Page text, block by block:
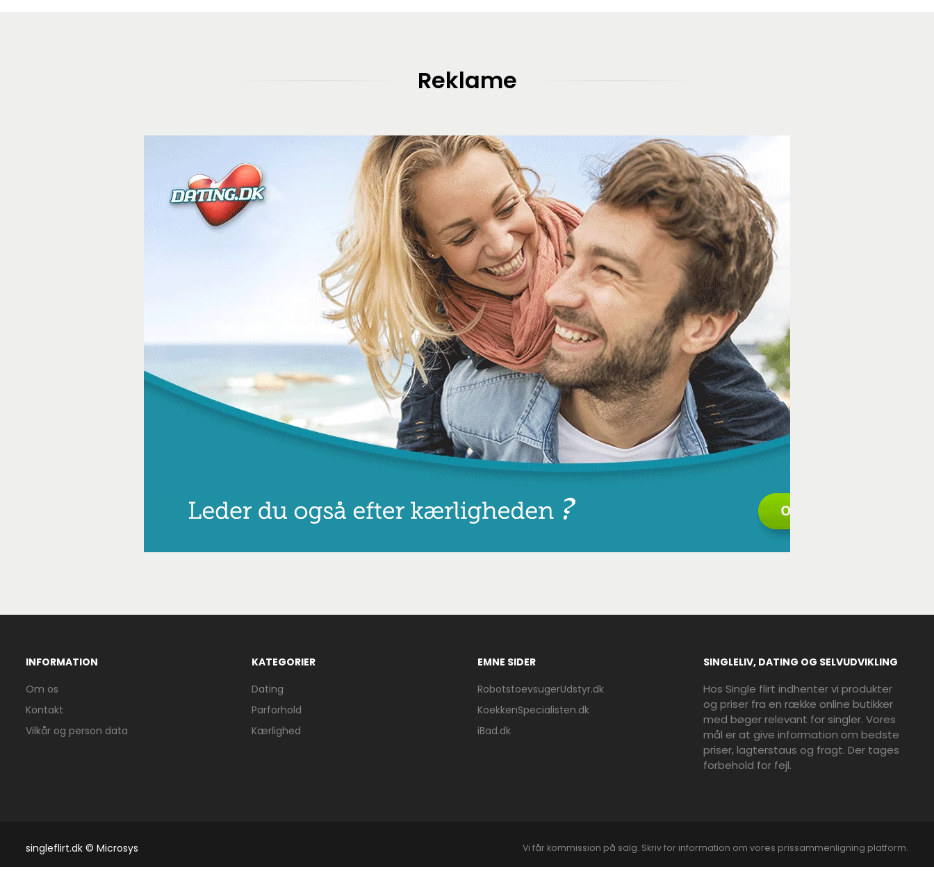
Reklame
INFORMATION
Om os
Kontakt
Vilkår og person data
KATEGORIER
Dating
Parforhold
Kærlighed
EMNE SIDER
RobotstoevsugerUdstyr.dk
KoekkenSpecialisten.dk
iBad.dk
SINGLELIV, DATING OG SELVUDVIKLING
Hos Single flirt indhenter vi produkter
og priser fra en række online butikker
med bøger relevant for singler. Vores
mål er at give information om bedste
priser, lagterstaus og fragt. Der tages
forbehold for fejl.
singleflirt.dk © Microsys Vi får kommission på salg. Skriv for information om vores prissammenligning platform.